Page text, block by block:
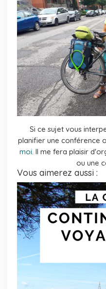
Si ce sujet vous
planifier une conférence
moi. Il me fera plaisir
ou une
Vous aimerez aussi :